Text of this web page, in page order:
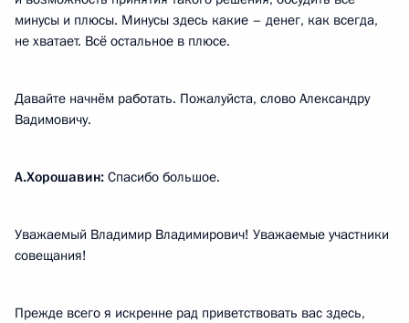
минусы и плюсы. Минусы здесь какие – денег, как всегда,
не хватает. Всё остальное в плюсе.
Давайте начнём работать. Пожалуйста, слово Александру
Вадимовичу.
А.Хорошавин: Спасибо большое.
Уважаемый Владимир Владимирович! Уважаемые участники
совещания!
Прежде всего я искренне рад приветствовать вас здесь,